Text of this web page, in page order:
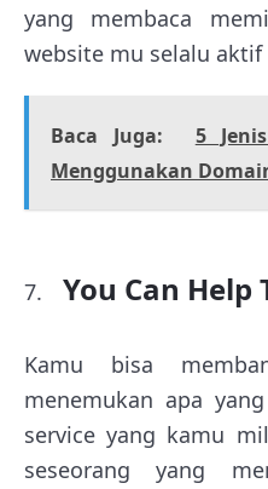
yang membaca
website mu selalu
Baca Juga:
5
Menggunakan
You Can Help
Kamu bisa
menemukan apa
service yang kamu
seseorang yang